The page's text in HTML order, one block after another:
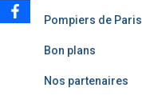
Pompiers de Paris
Bon plans
Nos partenaires